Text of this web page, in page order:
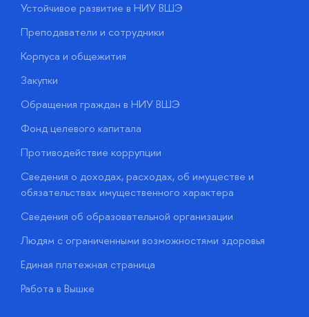
Устойчивое развитие в НИУ ВШЭ
Преподаватели и сотрудники
Корпуса и общежития
Закупки
Обращения граждан в НИУ ВШЭ
Фонд целевого капитала
Противодействие коррупции
Сведения о доходах, расходах, об имуществе и
обязательствах имущественного характера
Сведения об образовательной организации
Людям с ограниченными возможностями здоровья
Единая платежная страница
Работа в Вышке